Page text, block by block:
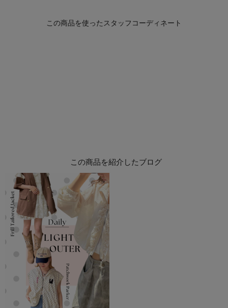
この商品を紹介したブログ